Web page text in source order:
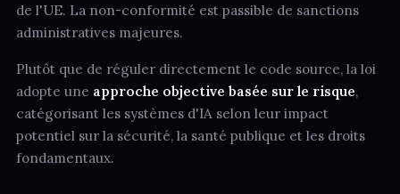
de l'UE. La non-conformité est passible de sanctions
administratives majeures.
Plutôt que de réguler directement le code source, la loi
adopte une approche objective basée sur le risque,
catégorisant les systèmes d'IA selon leur impact
potentiel sur la sécurité, la santé publique et les droits
fondamentaux.